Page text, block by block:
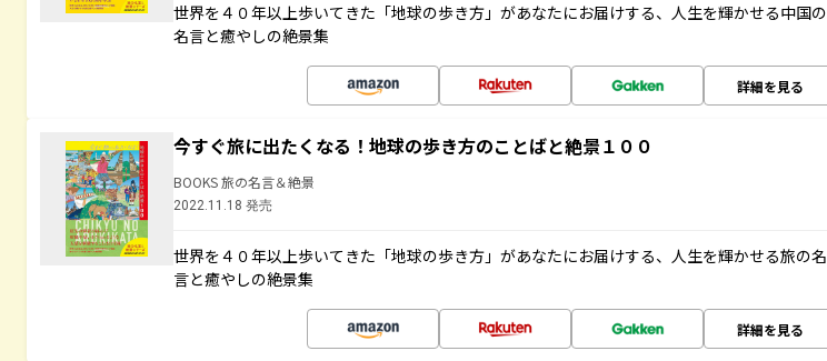
世界を４０年以上歩いてきた「地球の歩き方」があなたにお届けする、人生を輝かせる中国の
名言と癒やしの絶景集
詳細を見る
今すぐ旅に出たくなる！地球の歩き方のことばと絶景１００
BOOKS 旅の名言＆絶景
2022.11.18 発売
世界を４０年以上歩いてきた「地球の歩き方」があなたにお届けする、人生を輝かせる旅の名
言と癒やしの絶景集
詳細を見る